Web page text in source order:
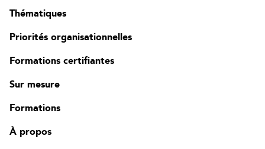
Thématiques
Priorités organisationnelles
Formations certifiantes
Sur mesure
Formations
À propos